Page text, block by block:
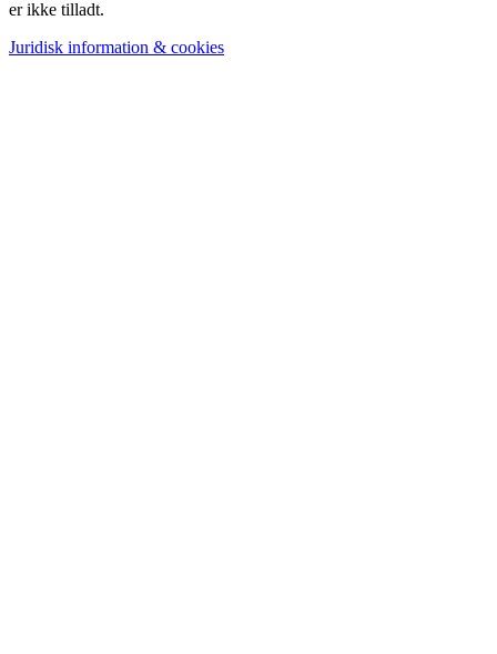
er ikke tilladt.
Juridisk information & cookies